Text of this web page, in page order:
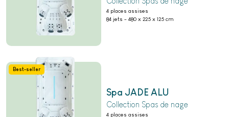
4 places assises
84 jets -480 x 225 x 125 cm
Best-seller
Spa JADE ALU
Collection Spas de nage
4 places assises